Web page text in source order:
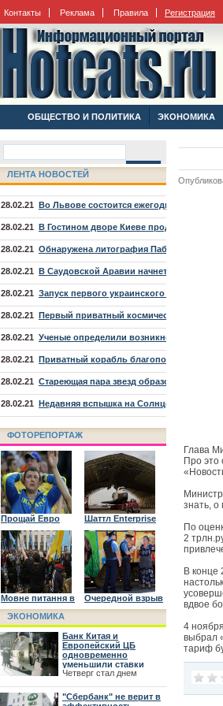
Контакты Реклама Правила Регистрация
ОБЩЕСТВО И ПОЛИТИКА ЭКОНОМИКА
ЛЕНТА НОВОСТЕЙ
28.02.21 Во Львове состоится ежегодный
28.02.21 В Гостином дворе Киеве
28.02.21 Обнаружена литография Пабло Пикассо,
28.02.21 В Саудовской Аравии начнется шоу "Мы
28.02.21 Запуск первого украинского спутника
28.02.21 Первый приватный космический
28.02.21 Ученые определили возникновение
28.02.21 Приватный корабль благополучно
28.02.21 Стареющая пара звезд образовала
28.02.21 Недавняя вспышка на Солнце грозит
ФОТОРЕПОРТАЖ
Прощай Евро
Шаттл Enterprise
музей
Мовне питання в
Украине
Очередной взрыв
в
ЭКОНОМИКА
Банк Китая и
Европейский ЦБ
одновременно
уменьшили ставки
Четверг стал днем
мировой экономики. ЕЦБ
уже уменьшил базовую
"Сбербанк" не верит в
Глава
Про это
знать,
По
2
В конце
вдвое
4
выбрал
тариф